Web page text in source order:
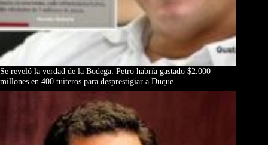
Se reveló la verdad de la Bodega: Petro habría gastado $2.000
millones en 400 tuiteros para desprestigiar a Duque